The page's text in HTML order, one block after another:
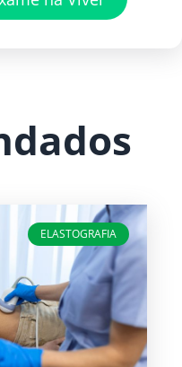
ELASTOGRAFIA